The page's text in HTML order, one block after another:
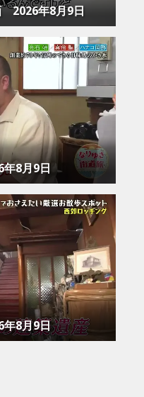
2026年8月9日
8月9日
8月9日